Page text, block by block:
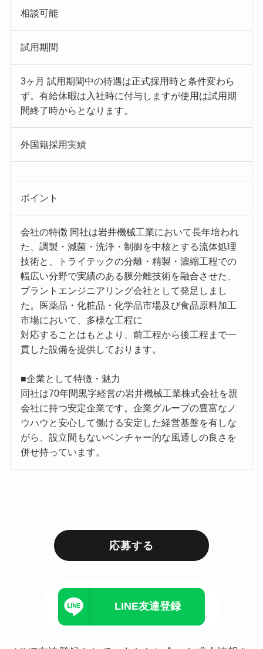
相談可能
試用期間
3ヶ月 試用期間中の待遇は正式採用時と条件変わら
ず。有給休暇は入社時に付与しますが使用は試用期
間終了時からとなります。
外国籍採用実績
ポイント
会社の特徴 同社は岩井機械工業において長年培われ
た、調製・減菌・洗浄・制御を中核とする流体処理
技術と、トライテックの分離・精製・濃縮工程での
幅広い分野で実績のある膜分離技術を融合させた、
プラントエンジニアリング会社として発足しまし
た。医薬品・化粧品・化学品市場及び食品原料加工
市場において、多様な工程に
対応することはもとより、前工程から後工程まで一
貫した設備を提供しております。
■企業として特徴・魅力
同社は70年間黒字経営の岩井機械工業株式会社を親
会社に持つ安定企業です。企業グループの豊富なノ
ウハウと安心して働ける安定した経営基盤を有しな
がら、設立間もないベンチャー的な風通しの良さを
併せ持っています。
応募する
LINE友達登録